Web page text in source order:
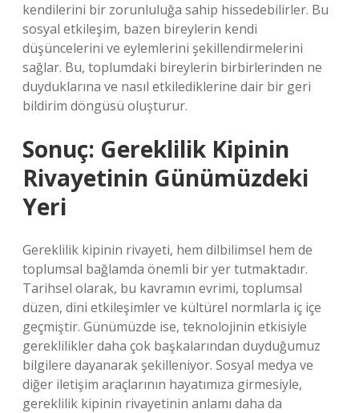
kendilerini bir zorunluluğa sahip hissedebilirler. Bu
sosyal etkileşim, bazen bireylerin kendi
düşüncelerini ve eylemlerini şekillendirmelerini
sağlar. Bu, toplumdaki bireylerin birbirlerinden ne
duyduklarına ve nasıl etkilediklerine dair bir geri
bildirim döngüsü oluşturur.
Sonuç: Gereklilik Kipinin
Rivayetinin Günümüzdeki
Yeri
Gereklilik kipinin rivayeti, hem dilbilimsel hem de
toplumsal bağlamda önemli bir yer tutmaktadır.
Tarihsel olarak, bu kavramın evrimi, toplumsal
düzen, dini etkileşimler ve kültürel normlarla iç içe
geçmiştir. Günümüzde ise, teknolojinin etkisiyle
gereklilikler daha çok başkalarından duyduğumuz
bilgilere dayanarak şekilleniyor. Sosyal medya ve
diğer iletişim araçlarının hayatımıza girmesiyle,
gereklilik kipinin rivayetinin anlamı daha da